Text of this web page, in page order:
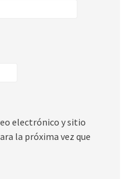
electrónico y sitio
la próxima vez que